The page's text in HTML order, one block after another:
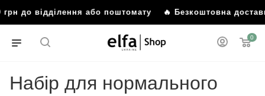
до відділення або поштомату🔥 Безкоштовна доставка
0
Набір для нормального